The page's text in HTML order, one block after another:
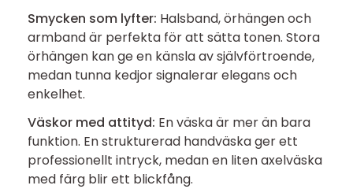
Smycken som lyfter: Halsband, örhängen och
armband är perfekta för att sätta tonen. Stora
örhängen kan ge en känsla av självförtroende,
medan tunna kedjor signalerar elegans och
enkelhet.
Väskor med attityd: En väska är mer än bara
funktion. En strukturerad handväska ger ett
professionellt intryck, medan en liten axelväska
med färg blir ett blickfång.